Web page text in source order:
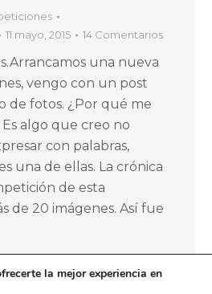
11 mayo, 2015 14 Comentarios
una nueva
vengo con un post
de fotos. ¿Por qué me
algo que creo no
con palabras,
una de ellas. La crónica
de esta
de 20 imágenes. Así fue
la mejor experiencia en